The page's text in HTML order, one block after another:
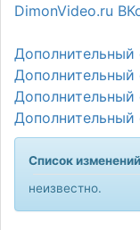
DimonVideo.ru
Дополнительный
Дополнительный
Дополнительный
Дополнительный
Список
неизвестно.